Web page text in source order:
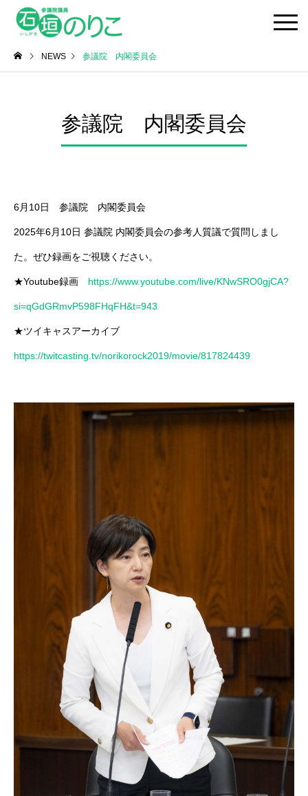
NEWS 参議院 内閣委員会
参議院 内閣委員会
6月10日 参議院 内閣委員会
2025年6月10日 参議院 内閣委員会の参考人質議で質問しまし
た。ぜひ録画をご視聴ください。
★Youtube録画 https://www.youtube.com/live/KNwSRO0gjCA?
si=qGdGRmvP598FHqFH&t=943
★ツイキャスアーカイブ
https://twitcasting.tv/norikorock2019/movie/817824439